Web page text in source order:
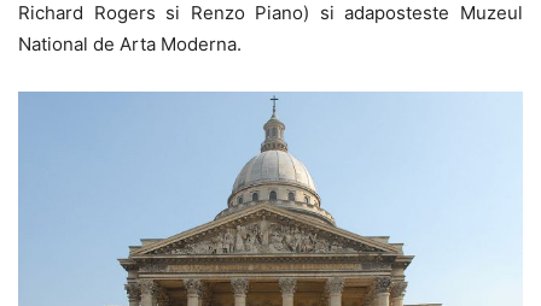
Richard Rogers si Renzo Piano) si adaposteste Muzeul
National de Arta Moderna.